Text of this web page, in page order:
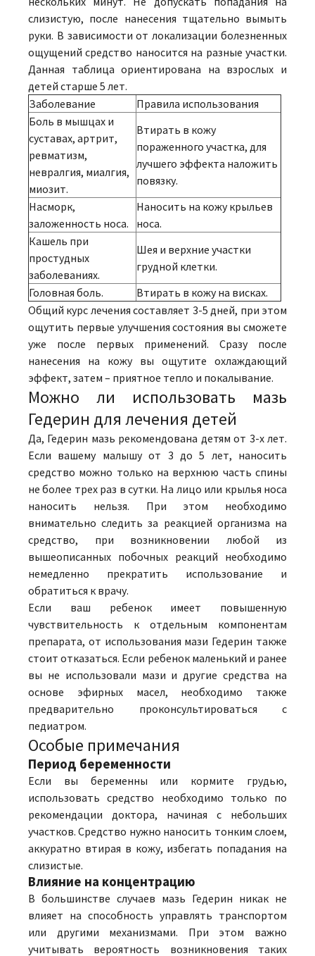
слизистую, после нанесения тщательно вымыть
руки. В зависимости от локализации болезненных
ощущений средство наносится на разные участки.
Данная таблица ориентирована на взрослых и
детей старше 5 лет.
Заболевание
Правила использования
Боль в мышцах и
суставах, артрит,
ревматизм,
невралгия, миалгия,
миозит.
Втирать в кожу
пораженного участка, для
лучшего эффекта наложить
повязку.
Насморк,
заложенность носа.
Наносить на кожу крыльев
носа.
Кашель при
простудных
заболеваниях.
Шея и верхние участки
грудной клетки.
Головная боль.
Втирать в кожу на висках.
Общий курс лечения составляет 3-5 дней, при этом
ощутить первые улучшения состояния вы сможете
уже после первых применений. Сразу после
нанесения на кожу вы ощутите охлаждающий
эффект, затем – приятное тепло и покалывание.
Можно ли использовать мазь
Гедерин для лечения детей
Да, Гедерин мазь рекомендована детям от 3-х лет.
Если вашему малышу от 3 до 5 лет, наносить
средство можно только на верхнюю часть спины
не более трех раз в сутки. На лицо или крылья носа
наносить нельзя. При этом необходимо
внимательно следить за реакцией организма на
средство, при возникновении любой из
вышеописанных побочных реакций необходимо
немедленно прекратить использование и
обратиться к врачу.
Если ваш ребенок имеет повышенную
чувствительность к отдельным компонентам
препарата, от использования мази Гедерин также
стоит отказаться. Если ребенок маленький и ранее
вы не использовали мази и другие средства на
основе эфирных масел, необходимо также
предварительно проконсультироваться с
педиатром.
Особые примечания
Период беременности
Если вы беременны или кормите грудью,
использовать средство необходимо только по
рекомендации доктора, начиная с небольших
участков. Средство нужно наносить тонким слоем,
аккуратно втирая в кожу, избегать попадания на
слизистые.
Влияние на концентрацию
В большинстве случаев мазь Гедерин никак не
влияет на способность управлять транспортом
или другими механизмами. При этом важно
учитывать вероятность возникновения таких